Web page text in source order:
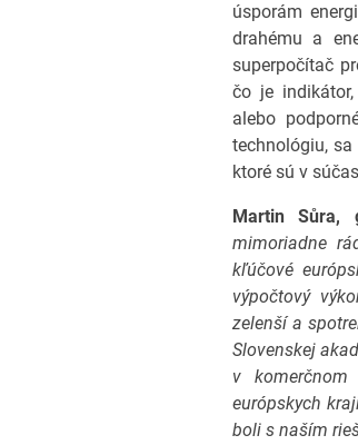
úsporám
drahému a
superpočítač
čo je
alebo
technológiu,
ktoré sú v
Martin Sůra,
mimoriadne
kľúčové
výpočtový
zelenší a
Slovenskej
v
európskych
boli s naším